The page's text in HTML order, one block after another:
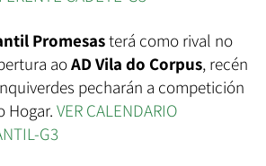
Promesasterá como rival no
aoAD Vila do Corpus, recén
pecharán a competición
Hogar. VER CALENDARIO
G3